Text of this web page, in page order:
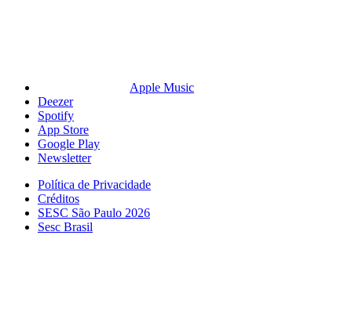
Apple Music
Deezer
Spotify
App Store
Google Play
Newsletter
Política de Privacidade
Créditos
SESC São Paulo 2026
Sesc Brasil